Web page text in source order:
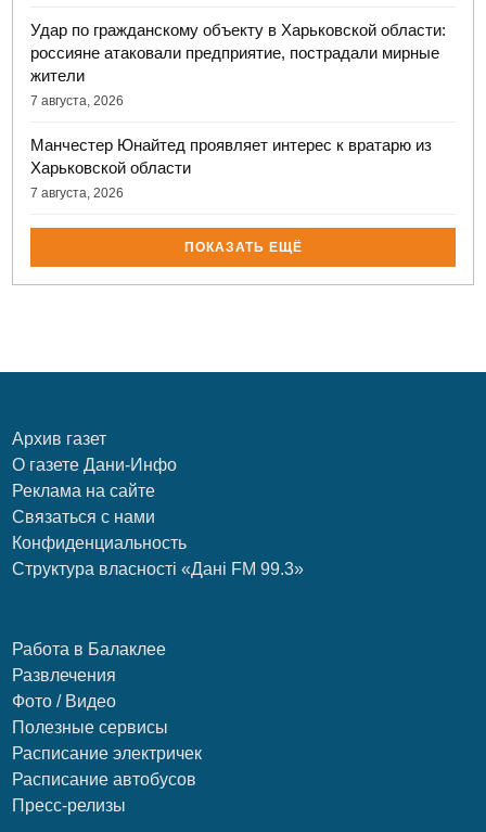
Удар по гражданскому объекту в Харьковской области:
россияне атаковали предприятие, пострадали мирные
жители
7 августа, 2026
Манчестер Юнайтед проявляет интерес к вратарю из
Харьковской области
7 августа, 2026
ПОКАЗАТЬ ЕЩЁ
Архив газет
О газете Дани-Инфо
Реклама на сайте
Связаться с нами
Конфиденциальность
Структура власності «Дані FM 99.3»
Работа в Балаклее
Развлечения
Фото / Видео
Полезные сервисы
Расписание электричек
Расписание автобусов
Пресс-релизы